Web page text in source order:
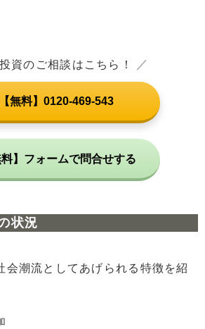
資のご相談はこちら！ ／
【無料】0120-469-543
料】フォームで問合せする
状況
潮流としてあげられる特徴を紹